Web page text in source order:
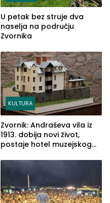
U petak bez struje dva
naselja na području
Zvornika
KULTURA
Zvornik: Andraševa vila iz
1913. dobija novi život,
postaje hotel muzejskog